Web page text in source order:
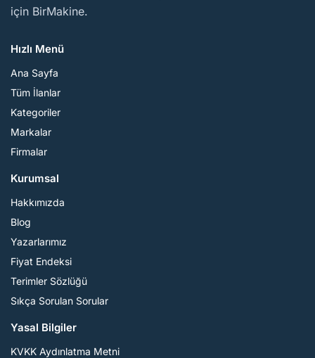
için BirMakine.
Hızlı Menü
Ana Sayfa
Tüm İlanlar
Kategoriler
Markalar
Firmalar
Kurumsal
Hakkımızda
Blog
Yazarlarımız
Fiyat Endeksi
Terimler Sözlüğü
Sıkça Sorulan Sorular
Yasal Bilgiler
KVKK Aydınlatma Metni